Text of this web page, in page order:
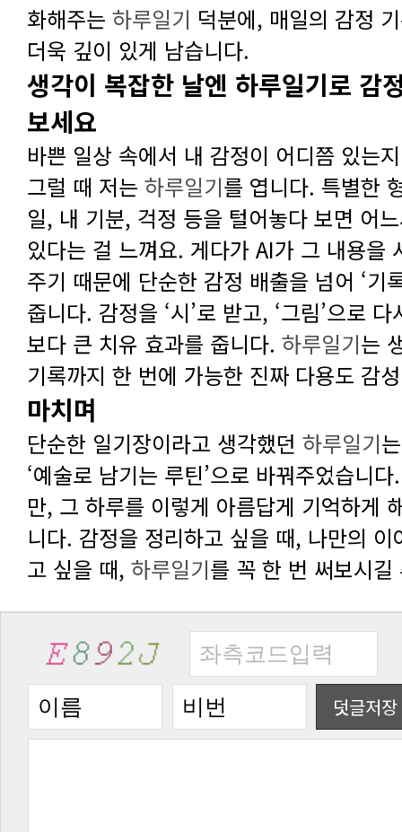
화해주는 하루일기
더욱 깊이 있게 남습니다.
보세요
그럴 때 저는 하루일기
보다 큰 치유 효과를 줍니다. 하루일기
기록까지 한 번에 가능한 진짜 다용도 감
마치며
단순한 일기장이라고 생각했던 하루일기
고 싶을 때, 하루일기를 꼭 한 번 써보시길
덧글저장